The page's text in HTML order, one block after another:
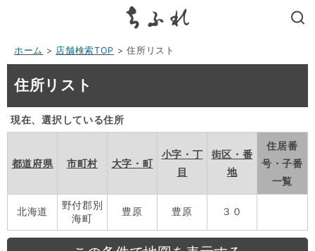
ホーム > 店舗検索TOP > 住所リスト
住所リスト
現在、選択している住所
都道府県 市町村 大字・町
小字・丁
目
街区・番
地
住居番
号・子番
一覧
北海道
野付郡別
海町
豊原 豊原 ３０